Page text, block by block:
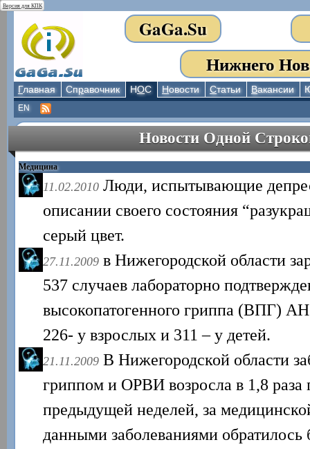
Версия для КПК
GaGa.Su
Нижнего
Главная Справочник НОС Новости Статьи Вакансии
EN
Новости Одной
Медицина
11.02.2010 Люди, испытывающие
описании своего состояния
серый цвет.
27.11.2009 в Нижегородской области
537 случаев лабораторно
высокопатогенного гриппа (ВПГ)
226- у взрослых и 311 – у детей.
21.11.2009 В Нижегородской области
гриппом и ОРВИ возросла в 1,8 раза
предыдущей неделей, за
данными заболеваниями обратилось